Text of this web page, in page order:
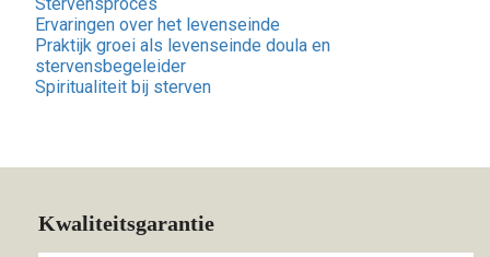
Ervaringen over het levenseinde
Praktijk groei als levenseinde doula en
stervensbegeleider
Spiritualiteit bij sterven
Kwaliteitsgarantie